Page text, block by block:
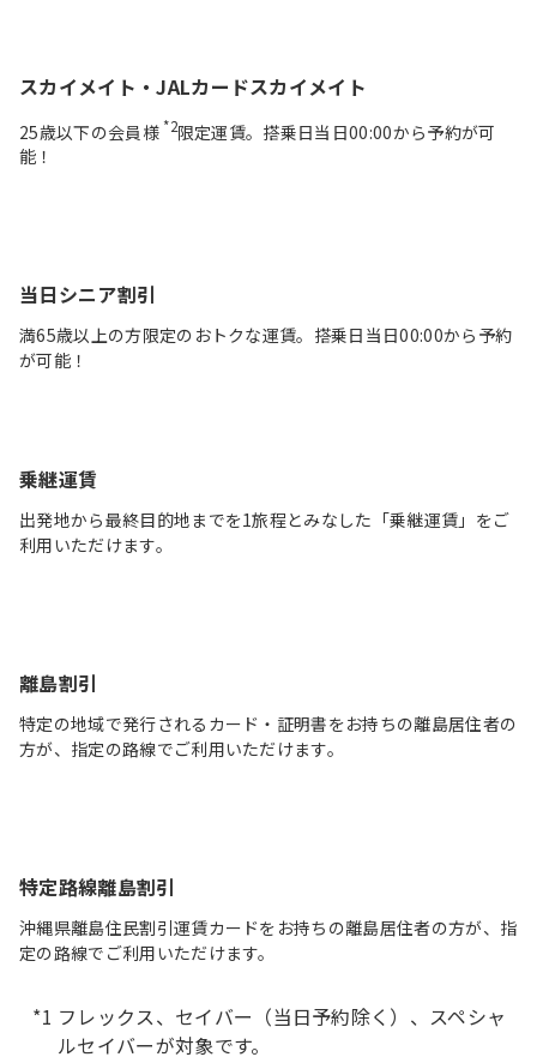
スカイメイト・JALカードスカイメイト
25歳以下の会員様*2限定運賃。搭乗日当日00:00から予約が可
能！
当日シニア割引
満65歳以上の方限定のおトクな運賃。搭乗日当日00:00から予約
が可能！
乗継運賃
出発地から最終目的地までを1旅程とみなした「乗継運賃」をご
利用いただけます。
離島割引
特定の地域で発行されるカード・証明書をお持ちの離島居住者の
方が、指定の路線でご利用いただけます。
特定路線離島割引
沖縄県離島住民割引運賃カードをお持ちの離島居住者の方が、指
定の路線でご利用いただけます。
フレックス、セイバー（当日予約除く）、スペシャ
ルセイバーが対象です。